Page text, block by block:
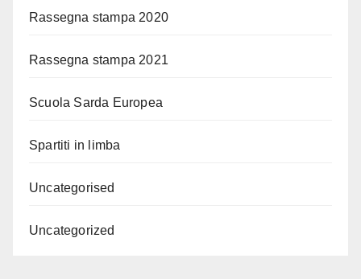
Rassegna stampa 2020
Rassegna stampa 2021
Scuola Sarda Europea
Spartiti in limba
Uncategorised
Uncategorized